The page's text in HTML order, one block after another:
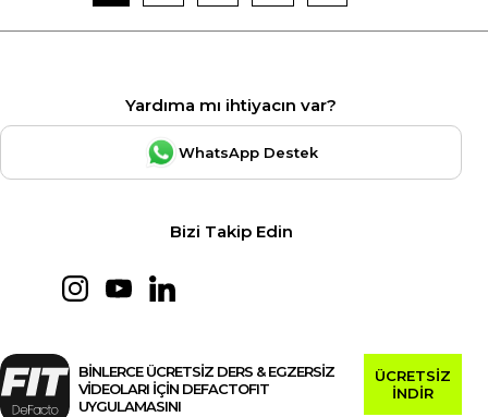
Yardıma mı ihtiyacın var?
WhatsApp Destek
Bizi Takip Edin
BİNLERCE ÜCRETSİZ DERS & EGZERSİZ
VİDEOLARI İÇİN DEFACTOFIT
UYGULAMASINI
ÜCRETSİZ
İNDİR